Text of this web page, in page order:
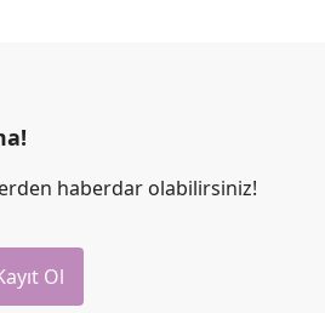
haberdar olabilirsiniz!
Ol